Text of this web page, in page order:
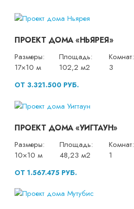
ПРОЕКТ ДОМА «НЬЯРЕЯ»
Размеры:
17×10 м
Площадь:
102,2 м2
Комнат:
3
ОТ 3.321.500 РУБ.
ПРОЕКТ ДОМА «УИГТАУН»
Размеры:
10×10 м
Площадь:
48,23 м2
Комнат:
1
ОТ 1.567.475 РУБ.